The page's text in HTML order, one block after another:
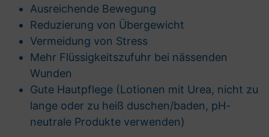
Ausreichende Bewegung
Reduzierung von Übergewicht
Vermeidung von Stress
Mehr Flüssigkeitszufuhr bei nässenden
Wunden
Gute Hautpflege (Lotionen mit Urea, nicht zu
lange oder zu heiß duschen/baden, pH-
neutrale Produkte verwenden)